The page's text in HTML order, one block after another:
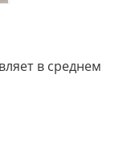
в среднем